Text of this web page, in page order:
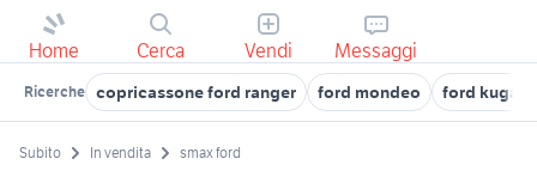
Home Cerca Vendi Messaggi
Ricerche copricassone ford ranger ford mondeo ford kuga
Subito In vendita smax ford